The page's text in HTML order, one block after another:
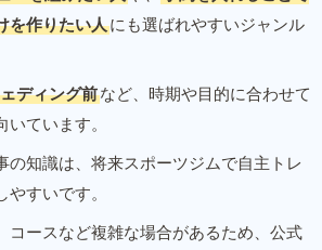
を作りたい人にも選ばれやすいジャンル
ディング前など、時期や目的に合わせて
ています。
の知識は、将来スポーツジムで自主トレ
すいです。
コースなど複雑な場合があるため、公式